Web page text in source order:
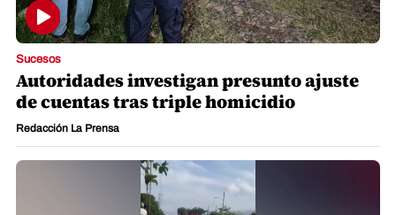
Sucesos
Autoridades investigan presunto ajuste
de cuentas tras triple homicidio
Redacción La Prensa